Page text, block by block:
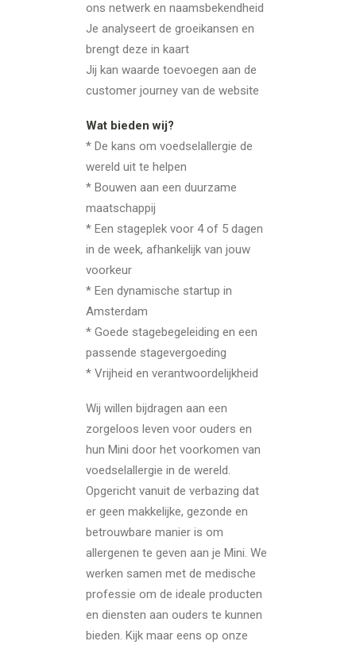
ons netwerk en naamsbekendheid
Je analyseert de groeikansen en
brengt deze in kaart
Jij kan waarde toevoegen aan de
customer journey van de website
Wat bieden wij?
* De kans om voedselallergie de
wereld uit te helpen
* Bouwen aan een duurzame
maatschappij
* Een stageplek voor 4 of 5 dagen
in de week, afhankelijk van jouw
voorkeur
* Een dynamische startup in
Amsterdam
* Goede stagebegeleiding en een
passende stagevergoeding
* Vrijheid en verantwoordelijkheid
Wij willen bijdragen aan een
zorgeloos leven voor ouders en
hun Mini door het voorkomen van
voedselallergie in de wereld.
Opgericht vanuit de verbazing dat
er geen makkelijke, gezonde en
betrouwbare manier is om
allergenen te geven aan je Mini. We
werken samen met de medische
professie om de ideale producten
en diensten aan ouders te kunnen
bieden. Kijk maar eens op onze